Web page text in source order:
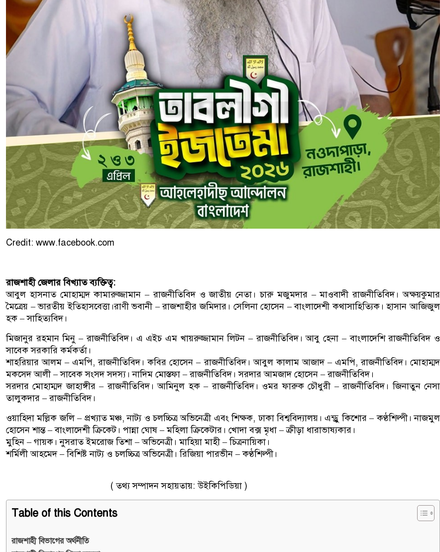
Credit: www.facebook.com
রাজশাহী জেলার বিখ্যাত ব্যক্তিত্ব:
আবুল হাসনাত মোহাম্মদ কামারুজ্জামান – রাজনীতিবিদ ও জাতীয় নেতা। চারু মজুমদার – মাওবাদী রাজনীতিবিদ। অক্ষয়কুমার
মৈত্রেয় – ভারতীয় ইতিহাসবেত্তা।রাণী ভবানী – রাজশাহীর জমিদার। সেলিনা হোসেন – বাংলাদেশী কথাসাহিত্যিক। হাসান আজিজুল
হক – সাহিত্যবিদ।
মিজানুর রহমান মিনু – রাজনীতিবিদ। এ এইচ এম খায়রুজ্জামান লিটন – রাজনীতিবিদ। আবু হেনা – বাংলাদেশি রাজনীতিবিদ ও
সাবেক সরকারি কর্মকর্তা।
শাহরিয়ার আলম – এমপি, রাজনীতিবিদ। কবির হোসেন – রাজনীতিবিদ। আবুল কালাম আজাদ – এমপি, রাজনীতিবিদ। মোহাম্মদ
মকসেদ আলী – সাবেক সংসদ সদস্য। নাদিম মোস্তফা – রাজনীতিবিদ। সরদার আমজাদ হোসেন – রাজনীতিবিদ।
সরদার মোহাম্মদ জাহাঙ্গীর – রাজনীতিবিদ। আমিনুল হক – রাজনীতিবিদ। ওমর ফারুক চৌধুরী – রাজনীতিবিদ। জিনাতুন নেসা
তালুকদার – রাজনীতিবিদ।
ওয়াহিদা মল্লিক জলি – প্রখ্যাত মঞ্চ, নাট্য ও চলচ্চিত্র অভিনেত্রী এবং শিক্ষক, ঢাকা বিশ্ববিদ্যালয়। এন্ড্রু কিশোর – কণ্ঠশিল্পী। নাজমুল
হোসেন শান্ত – বাংলাদেশী ক্রিকেট। পান্না ঘোষ – মহিলা ক্রিকেটার। খোদা বক্স মৃধা – ক্রীড়া ধারাভাষ‍্যকার।
মুহিন – গায়ক। নুসরাত ইমরোজ তিশা – অভিনেত্রী। মাহিয়া মাহী – চিত্রনায়িকা।
শর্মিলী আহমেদ – বিশিষ্ট নাট্য ও চলচ্চিত্র অভিনেত্রী। রিজিয়া পারভীন – কণ্ঠশিল্পী।
( তথ্য সম্পাদন সহায়তায়: উইকিপিডিয়া )
Table of this Contents
রাজশাহী বিভাগের অর্থনীতি